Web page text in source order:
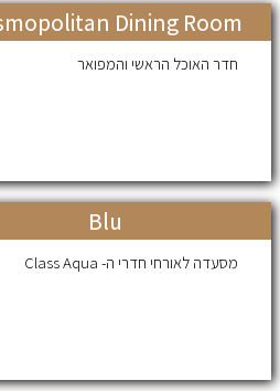
Dining Room
חדר האוכל הראשי והמפואר
Blu
מסעדה לאורחי חדרי ה- Class Aqua